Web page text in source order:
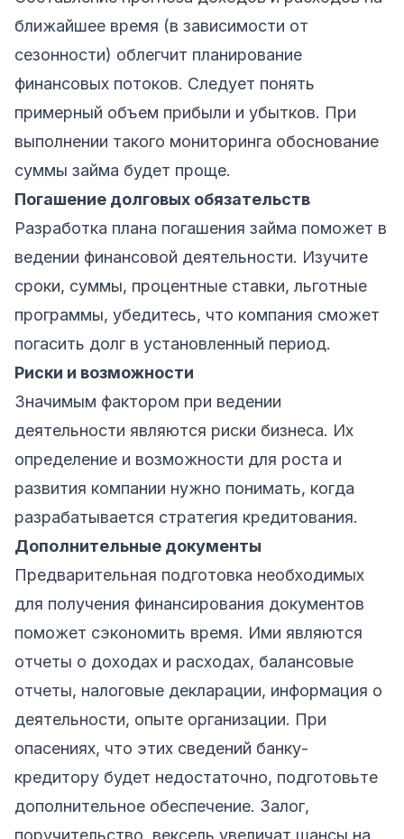
ближайшее время (в зависимости от
сезонности) облегчит планирование
финансовых потоков. Следует понять
примерный объем прибыли и убытков. При
выполнении такого мониторинга обоснование
суммы займа будет проще.
Погашение долговых обязательств
Разработка плана погашения займа поможет в
ведении финансовой деятельности. Изучите
сроки, суммы, процентные ставки, льготные
программы, убедитесь, что компания сможет
погасить долг в установленный период.
Риски и возможности
Значимым фактором при ведении
деятельности являются риски бизнеса. Их
определение и возможности для роста и
развития компании нужно понимать, когда
разрабатывается стратегия кредитования.
Дополнительные документы
Предварительная подготовка необходимых
для получения финансирования документов
поможет сэкономить время. Ими являются
отчеты о доходах и расходах, балансовые
отчеты, налоговые декларации, информация о
деятельности, опыте организации. При
опасениях, что этих сведений банку-
кредитору будет недостаточно, подготовьте
дополнительное обеспечение. Залог,
поручительство, вексель увеличат шансы на